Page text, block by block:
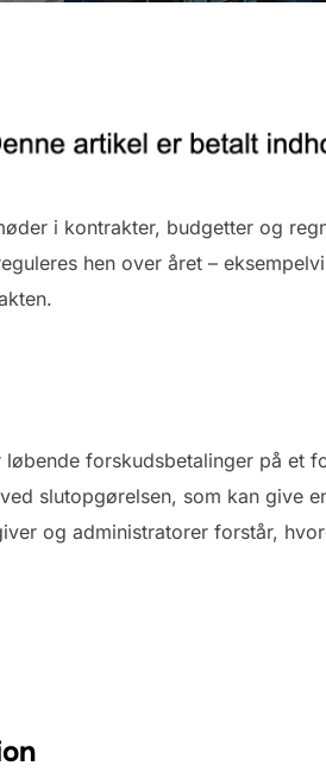
i kontrakter, budgetter og
hen over året –
forskudsbetalinger på et
slutopgørelsen, som kan give
og administratorer forstår,